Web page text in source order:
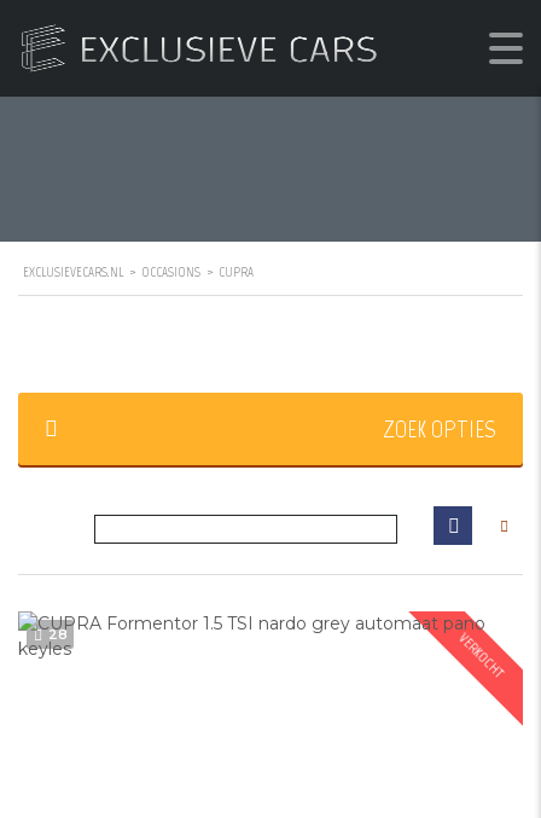
EXCLUSIEVECARS.NL > OCCASIONS > CUPRA
ZOEK OPTIES
VERKOCHT
28